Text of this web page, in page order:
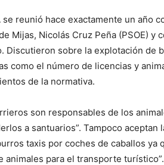
se reunió hace exactamente un año
Mijas, Nicolás Cruz Peña (PSOE) y
Discutieron sobre la explotación de
como el número de licencias y
de la normativa.
son responsables de los
a santuarios”. Tampoco
taxis por coches de caballos ya
animales para el transporte turístico”.